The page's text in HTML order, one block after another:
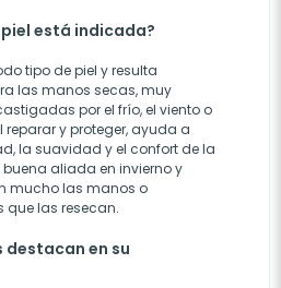
está indicada?
tipo de piel y resulta
las manos secas, muy
por el frío, el viento o
reparar y proteger, ayuda a
la suavidad y el confort de la
buena aliada en invierno y
mucho las manos o
las resecan.
destacan en su